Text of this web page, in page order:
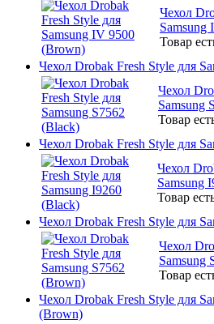
Чехол
Samsung
Товар
Чехол Drobak Fresh Style для
Чехол
Samsung
Товар
Чехол Drobak Fresh Style для
Чехол
Samsung
Товар
Чехол Drobak Fresh Style для
Чехол
Samsung
Товар
Чехол Drobak Fresh Style для
(Brown)